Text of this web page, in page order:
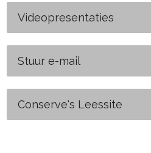
Videopresentaties
Stuur e-mail
Conserve's Leessite